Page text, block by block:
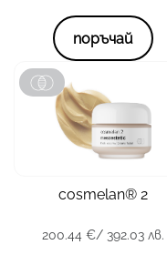
поръчай
cosmelan® 2
опаковка
200.44€/ 392.03 лв.